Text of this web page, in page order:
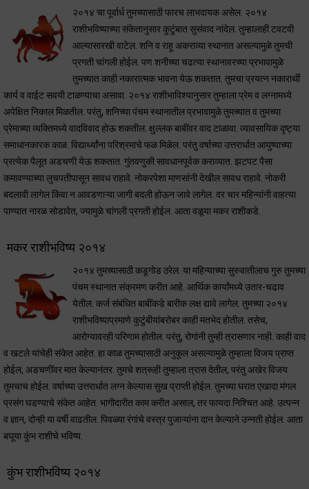
२०१४ चा पूर्वार्ध तुमच्यासाठी फारच लाभदायक असेल. २०१४
राशीभविष्याच्या संकेतानुसार कुटुंबात सुसंवाद नांदेल. तुम्हालाही टवटवी
आल्यासारखी वाटेल. शनि व राहू अकराव्या स्थानात असल्यामुळे तुमची
प्रगती चांगली होईल. पण शनीच्या चढत्या स्थानावरच्या प्रभावामुळे
तुमच्यात काही नकारात्मक भावना येऊ शकतात. तुमचा प्रयत्न नकारार्थी
कार्य व वाईट सवयी टाळण्याचा असावा. २०१४ राशीभाविश्यानुसार तुम्हाला प्रेम व लग्नामध्ये
अपेक्षित निकाल मिळतील. परंतु, शनिच्या पंचम स्थानातील प्रभावामुळे तुमच्यात व तुमच्या
प्रेमाच्या व्यक्तिमध्ये वादविवाद होऊ शकतील. क्षुल्लक बाबींवर वाद टाळावा. व्यावसायिक दृष्ट्या
समाधानकारक काळ. विद्यार्थ्यांना परिश्रमाचे फळ मिळेल. परंतु वर्षाच्या उत्तरार्धात आयुष्याच्या
प्रत्येक पैलूत अडचणी येऊ शकतात. गुंतवणुकी सावधानपूर्वक कराव्यात. झटपट पैसा
कमावण्याच्या लुचपतीपासून सावध राहावे. नोकरपेशा माणसांनी देखील सावध राहावे. नोकरी
बदलावी लागेल किंवा न आवडणाऱ्या जागी बदली होऊन जावे लागेल. दर चार महिन्यांनी वाहत्या
पाण्यात नारळ सोडावेत, ज्यामुळे चांगली प्रगती होईल. आता वळूया मकर राशीकडे.
मकर राशीभविष्य २०१४
२०१४ तुमच्यासाठी कडूगोड ठरेल. या महिन्याच्या सुरुवातीलाच गुरु तुमच्या
पंचम स्थानात संक्रमण करीत आहे. आर्थिक कार्यांमध्ये उतार-चढाव
येतील. कर्ज संबंधित बाबींकडे बारीक लक्ष द्यावे लागेल. तुमच्या २०१४
राशीभविष्याप्रमाणे कुटुंबीयांबरोबर काही मतभेद होतील. तसेच,
आरोग्यावरही परिणाम होतील. परंतु, रोगांनी तुम्ही त्रासणार नाही. काही वाद
व खटले यांचेही संकेत आहेत. हा काळ तुमच्यासाठी अनुकूल असल्यामुळे तुम्हाला विजय प्राप्त
होईल, अडचणींवर मात केल्यानंतर. तुमचे शत्रूही तुम्हाला त्रास देतील, परंतु अखेर विजय
तुमचाच होईल. वर्षाच्या उत्तरार्धात लग्न केल्यास सुख प्राप्ती होईल. तुमच्या घरात एखादा मंगल
प्रसंग घडण्याचे संकेत आहेत. भागीदारीत काम करीत असाल, तर फायदा निश्चित आहे. उत्पन्न
व ज्ञान, दोन्ही या वर्षी वाढतील. पिवळ्या रंगांचे वस्त्र पुजाऱ्यांना दान केल्याने उन्नती होईल. आता
बघूया कुंभ राशीचे भविष्य.
कुंभ राशीभविष्य २०१४